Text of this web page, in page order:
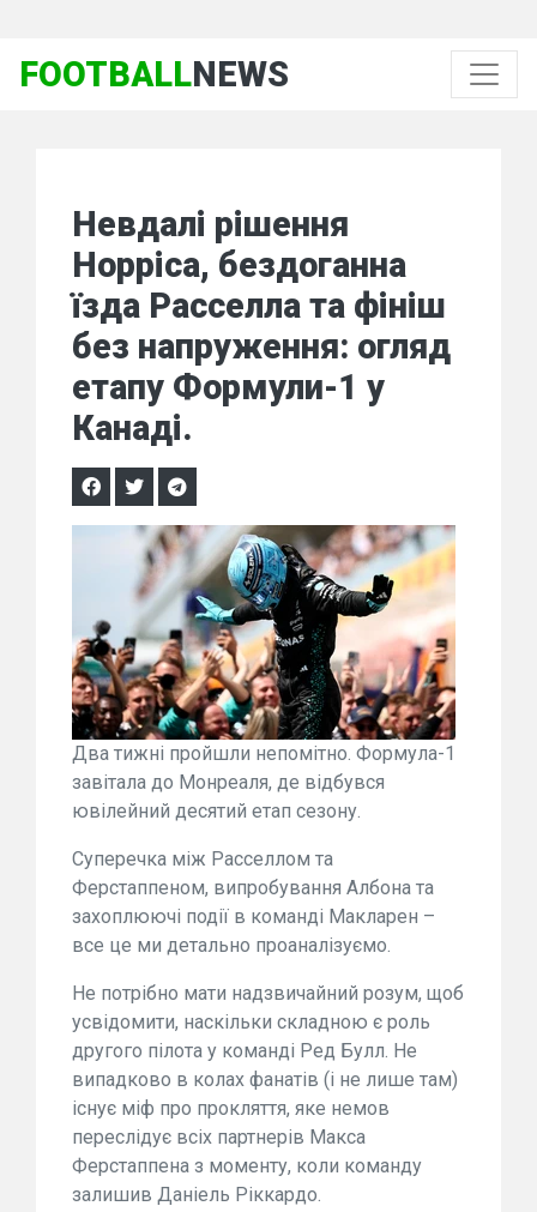
FOOTBALLNEWS
Невдалі рішення
Норріса, бездоганна
їзда Расселла та фініш
без напруження: огляд
етапу Формули-1 у
Канаді.
Два тижні пройшли непомітно. Формула-1
завітала до Монреаля, де відбувся
ювілейний десятий етап сезону.
Суперечка між Расселлом та
Ферстаппеном, випробування Албона та
захоплюючі події в команді Макларен –
все це ми детально проаналізуємо.
Не потрібно мати надзвичайний розум, щоб
усвідомити, наскільки складною є роль
другого пілота у команді Ред Булл. Не
випадково в колах фанатів (і не лише там)
існує міф про прокляття, яке немов
переслідує всіх партнерів Макса
Ферстаппена з моменту, коли команду
залишив Даніель Ріккардо.